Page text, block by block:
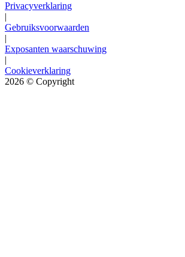
Privacyverklaring
|
Gebruiksvoorwaarden
|
Exposanten waarschuwing
|
Cookieverklaring
2026 © Copyright